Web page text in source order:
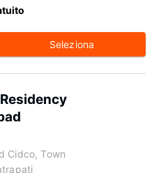
Seleziona
Cidco, Town